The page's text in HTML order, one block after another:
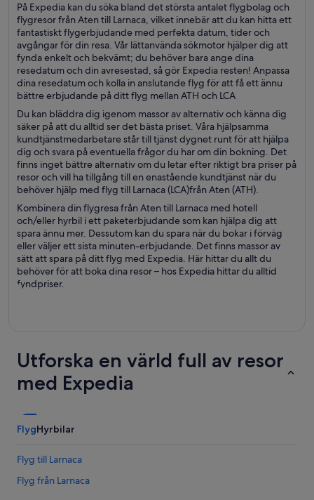
På Expedia kan du söka bland det största antalet flygbolag och
flygresor från Aten till Larnaca, vilket innebär att du kan hitta ett
fantastiskt flygerbjudande med perfekta datum, tider och
avgångar för din resa. Vår lättanvända sökmotor hjälper dig att
fynda enkelt och bekvämt; du behöver bara ange dina
resedatum och din avresestad, så gör Expedia resten! Anpassa
dina resedatum och kolla in anslutande flyg för att få ett ännu
bättre erbjudande på ditt flyg mellan ATH och LCA
Du kan bläddra dig igenom massor av alternativ och känna dig
säker på att du alltid ser det bästa priset. Våra hjälpsamma
kundtjänstmedarbetare står till tjänst dygnet runt för att hjälpa
dig och svara på eventuella frågor du har om din bokning. Det
finns inget bättre alternativ om du letar efter riktigt bra priser på
resor och vill ha tillgång till en enastående kundtjänst när du
behöver hjälp med flyg till Larnaca (LCA)från Aten (ATH).
Kombinera din flygresa från Aten till Larnaca med hotell
och/eller hyrbil i ett paketerbjudande som kan hjälpa dig att
spara ännu mer. Dessutom kan du spara när du bokar i förväg
eller väljer ett sista minuten-erbjudande. Det finns massor av
sätt att spara på ditt flyg med Expedia. Här hittar du allt du
behöver för att boka dina resor – hos Expedia hittar du alltid
fyndpriser.
Utforska en värld full av resor
med Expedia
FlygHyrbilar
Flyg till Larnaca
Flyg från Larnaca